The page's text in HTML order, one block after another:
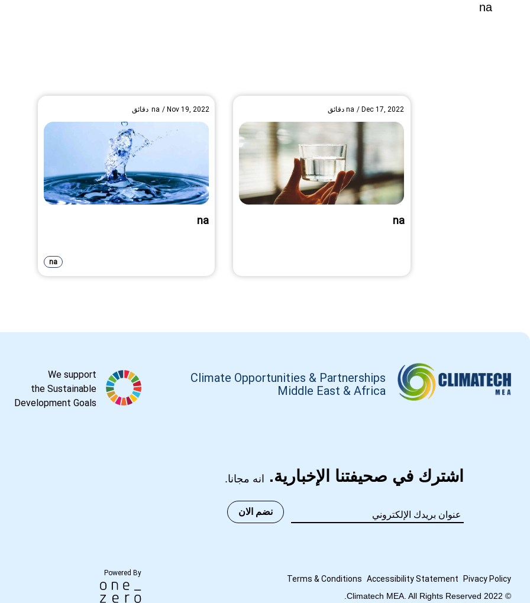
na
Dec 17, 2022
/
na دقائق
na
Nov 19, 2022
/
na دقائق
na
na
Climate Opportunities & Partnerships
Middle East & Africa
اشترك في صحيفتنا الإخبارية. انه مجانا.
نضم الان
Pivacy Policy
Accessibility Statement
Terms & Conditions
© 2022 Climatech MEA. All Rights Reserved.
We support
the Sustainable
Development Goals
Powered By